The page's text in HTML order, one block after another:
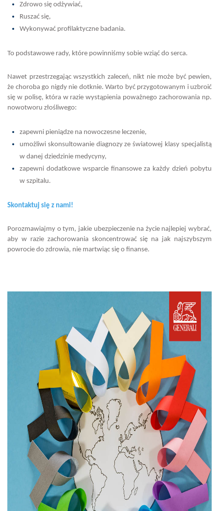
Zdrowo się odżywiać,
Ruszać się,
Wykonywać profilaktyczne badania.
To podstawowe rady, które powinniśmy sobie wziąć do serca.
Nawet przestrzegając wszystkich zaleceń, nikt nie może być pewien,
że choroba go nigdy nie dotknie. Warto być przygotowanym i uzbroić
się w polisę, która w razie wystąpienia poważnego zachorowania np.
nowotworu złośliwego:
zapewni pieniądze na nowoczesne leczenie,
umożliwi skonsultowanie diagnozy ze światowej klasy specjalistą
w danej dziedzinie medycyny,
zapewni dodatkowe wsparcie finansowe za każdy dzień pobytu
w szpitalu.
Skontaktuj się z nami!
Porozmawiajmy o tym, jakie ubezpieczenie na życie najlepiej wybrać,
aby w razie zachorowania skoncentrować się na jak najszybszym
powrocie do zdrowia, nie martwiąc się o finanse.